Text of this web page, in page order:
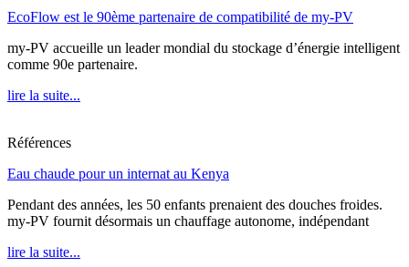
EcoFlow est le 90ème partenaire de compatibilité de my-PV
my-PV accueille un leader mondial du stockage d’énergie intelligent
comme 90e partenaire.
lire la suite...
Références
Eau chaude pour un internat au Kenya
Pendant des années, les 50 enfants prenaient des douches froides.
my-PV fournit désormais un chauffage autonome, indépendant
lire la suite...